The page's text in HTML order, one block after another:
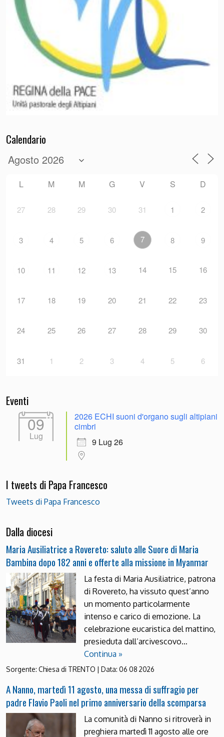
Calendario
L M M G V S D
27 28 29 30 31 1 2
3 4 5 6 7 8 9
10 11 12 13 14 15 16
17 18 19 20 21 22 23
24 25 26 27 28 29 30
31 1 2 3 4 5 6
Eventi
09
Lug
2026 ECHI suoni d'organo sugli altipiani
cimbri
9 Lug 26
I tweets di Papa Francesco
Tweets di Papa Francesco
Dalla diocesi
Maria Ausiliatrice a Rovereto: saluto alle Suore di Maria
Bambina dopo 182 anni e offerte alla missione in Myanmar
La festa di Maria Ausiliatrice, patrona
di Rovereto, ha vissuto quest’anno
un momento particolarmente
intenso e carico di emozione. La
celebrazione eucaristica del mattino,
presieduta dall’arcivescovo…
Continua »
Sorgente: Chiesa di TRENTO | Data: 06 08 2026
A Nanno, martedì 11 agosto, una messa di suffragio per
padre Flavio Paoli nel primo anniversario della scomparsa
La comunità di Nanno si ritroverà in
preghiera martedì 11 agosto alle ore